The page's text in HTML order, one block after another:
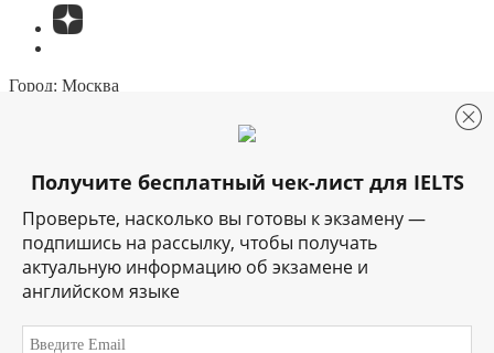
Город: Москва
Получите бесплатный чек-лист для IELTS
Проверьте, насколько вы готовы к экзамену —
подпишись на рассылку, чтобы получать
актуальную информацию об экзамене и
английском языке